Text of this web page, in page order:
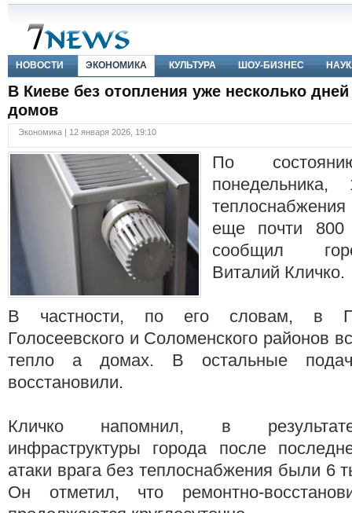
НОВОСТИ ЭКОНОМИКА КУЛЬТУРА ШОУ-БИЗНЕС
В Киеве без отопления уже несколько
домов
Экономика | 12 января 2026, 19:10
По
еще почти
сообщил
Виталий Кличко.
В частности, по его словам, в
Голосеевского и Соломенского районов
тепло а домах. В остальные
восстановили.
Кличко напомнил, в
инфраструктуры города после
атаки врага без теплоснабжения были 6
Он отметил, что ремонтно-